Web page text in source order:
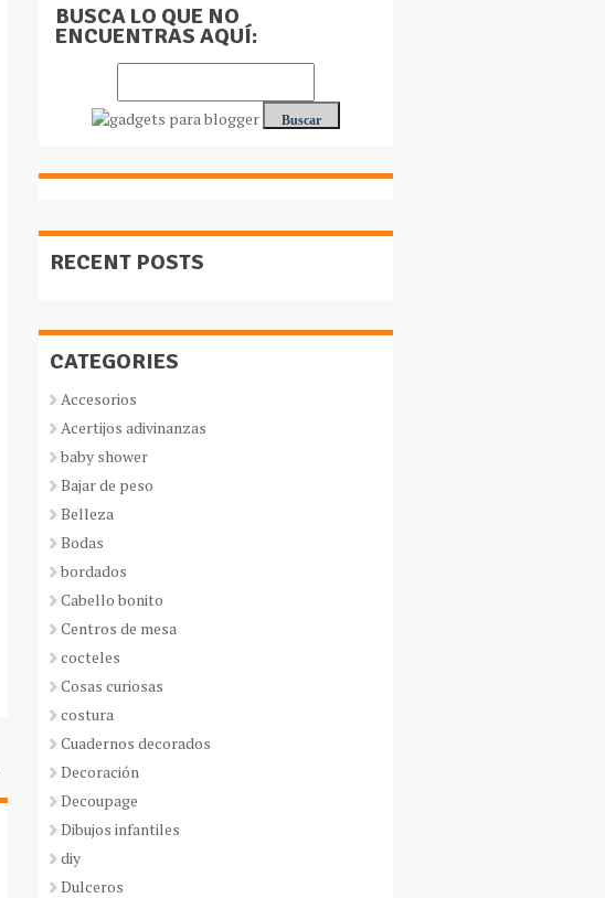
BUSCA LO QUE NO
ENCUENTRAS AQUÍ:
RECENT POSTS
CATEGORIES
Accesorios
Acertijos adivinanzas
baby shower
Bajar de peso
Belleza
Bodas
bordados
Cabello bonito
Centros de mesa
cocteles
Cosas curiosas
costura
Cuadernos decorados
Decoración
Decoupage
Dibujos infantiles
diy
Dulceros